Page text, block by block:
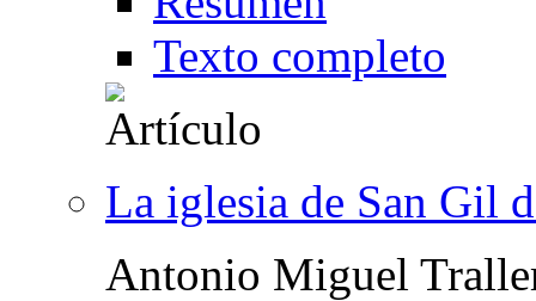
Texto completo
La iglesia de San Gil
Antonio Miguel